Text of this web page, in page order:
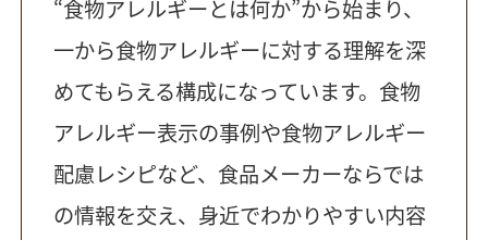
“食物アレルギーとは何か”から始まり、
一から食物アレルギーに対する理解を深
めてもらえる構成になっています。食物
アレルギー表示の事例や食物アレルギー
配慮レシピなど、食品メーカーならでは
の情報を交え、身近でわかりやすい内容